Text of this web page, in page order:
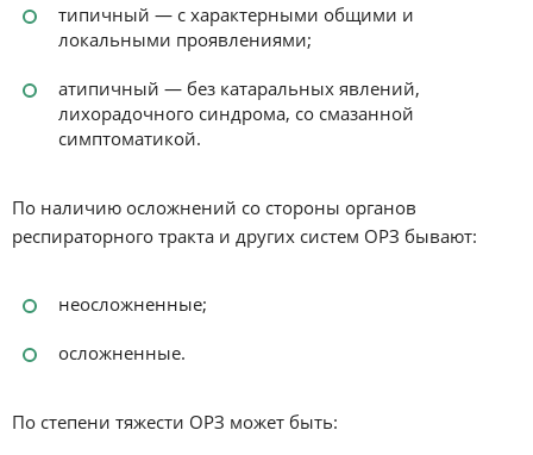
типичный — с характерными общими и
локальными проявлениями;
атипичный — без катаральных явлений,
лихорадочного синдрома, со смазанной
симптоматикой.
По наличию осложнений со стороны органов
респираторного тракта и других систем ОРЗ бывают:
неосложненные;
осложненные.
По степени тяжести ОРЗ может быть: